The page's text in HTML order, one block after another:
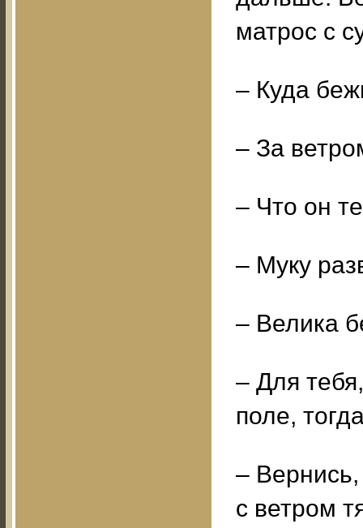
матрос с
– Куда
– За
– Что он
– Муку
– Велика
– Для
поле,
– Вернись,
с ветром